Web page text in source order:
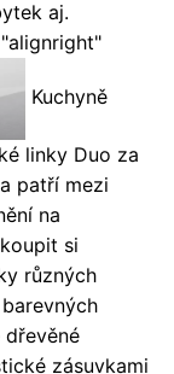
aj.
Kuchyně
linky Duo za
patří mezi
na
si
různých
zásuvkami